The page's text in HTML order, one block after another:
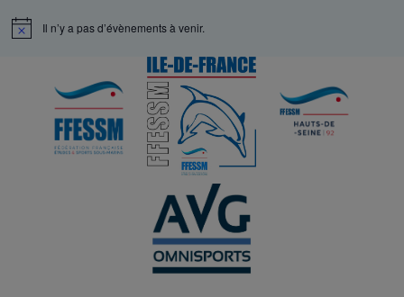
N
Il n’y a pas d’évènements à venir.